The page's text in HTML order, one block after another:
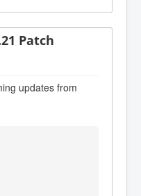
Patch
updates from